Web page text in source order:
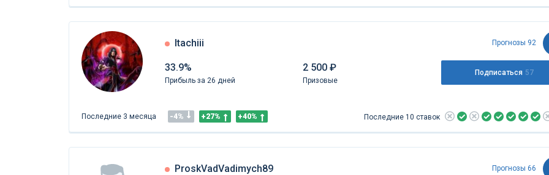
Itachiii Прогнозы 92
33.9%
Прибыль за 26 дней
2 500 ₽
Призовые
Подписаться 57
Последние 3 месяца -4% +27% +40% Последние 10 ставок
ProskVadVadimych89 Прогнозы 66